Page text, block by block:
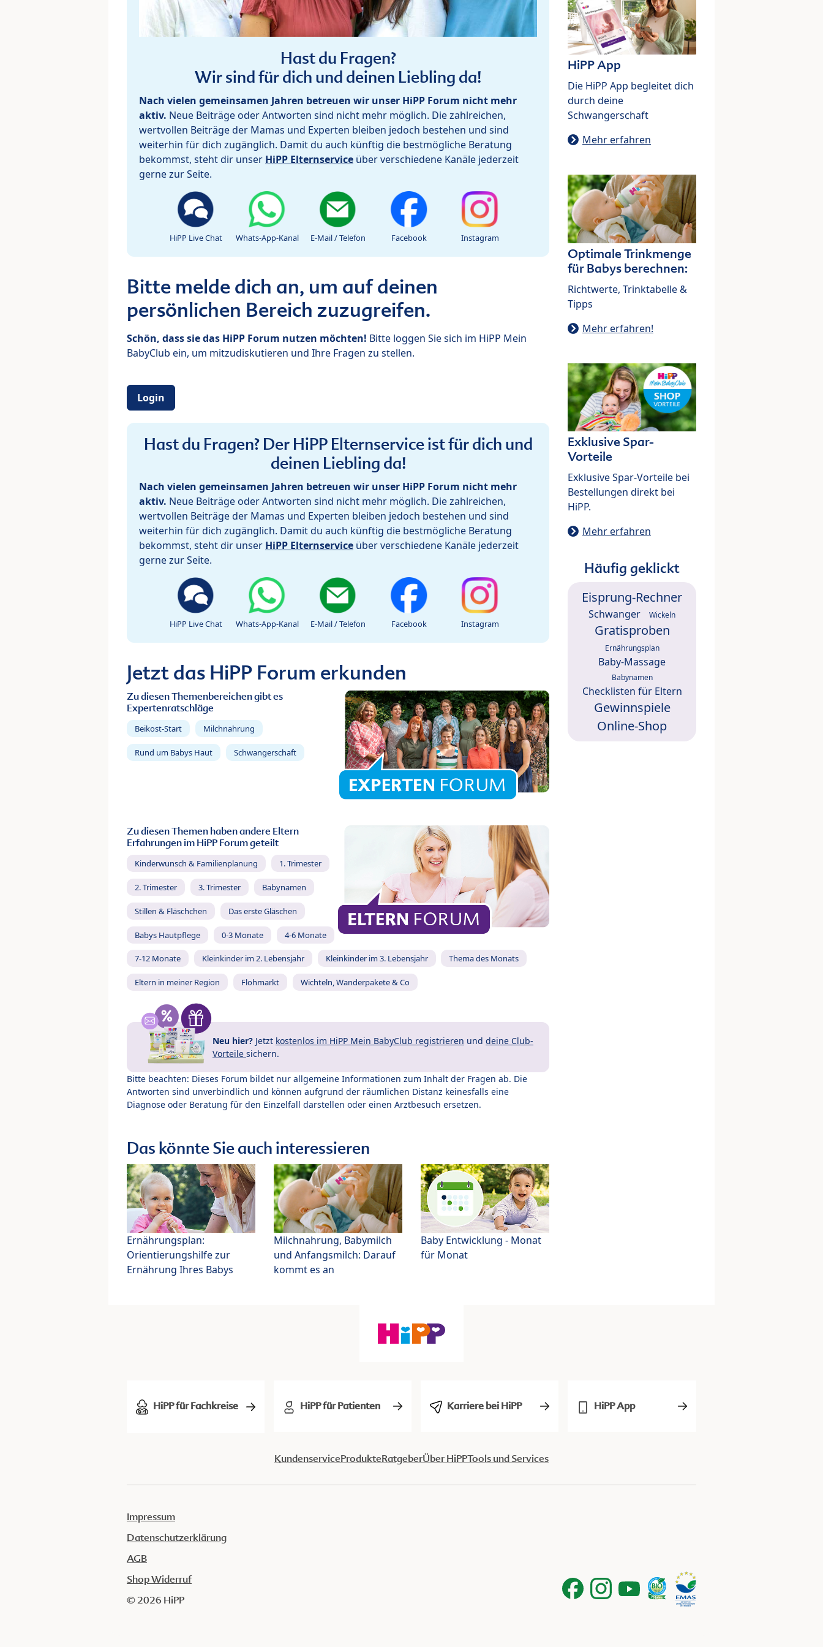
Hast du Fragen?
Wir sind für dich und deinen Liebling da!
Nach vielen gemeinsamen Jahren betreuen wir unser HiPP Forum nicht mehr
aktiv. Neue Beiträge oder Antworten sind nicht mehr möglich. Die zahlreichen,
wertvollen Beiträge der Mamas und Experten bleiben jedoch bestehen und sind
weiterhin für dich zugänglich. Damit du auch künftig die bestmögliche Beratung
bekommst, steht dir unser HiPP Elternservice über verschiedene Kanäle jederzeit
gerne zur Seite.
HiPP Live Chat Whats-App-Kanal E-Mail / Telefon Facebook Instagram
Bitte melde dich an, um auf deinen
persönlichen Bereich zuzugreifen.
Schön, dass sie das HiPP Forum nutzen möchten! Bitte loggen Sie sich im HiPP Mein
BabyClub ein, um mitzudiskutieren und Ihre Fragen zu stellen.
Login
Hast du Fragen? Der HiPP Elternservice ist für dich und
deinen Liebling da!
Nach vielen gemeinsamen Jahren betreuen wir unser HiPP Forum nicht mehr
aktiv. Neue Beiträge oder Antworten sind nicht mehr möglich. Die zahlreichen,
wertvollen Beiträge der Mamas und Experten bleiben jedoch bestehen und sind
weiterhin für dich zugänglich. Damit du auch künftig die bestmögliche Beratung
bekommst, steht dir unser HiPP Elternservice über verschiedene Kanäle jederzeit
gerne zur Seite.
HiPP Live Chat Whats-App-Kanal E-Mail / Telefon Facebook Instagram
Jetzt das HiPP Forum erkunden
Zu diesen Themenbereichen gibt es
Expertenratschläge
Beikost-Start Milchnahrung
Rund um Babys Haut Schwangerschaft
Zu diesen Themen haben andere Eltern
Erfahrungen im HiPP Forum geteilt
Kinderwunsch & Familienplanung 1. Trimester
2. Trimester 3. Trimester Babynamen
Stillen & Fläschchen Das erste Gläschen
Babys Hautpflege 0-3 Monate 4-6 Monate
7-12 Monate Kleinkinder im 2. Lebensjahr Kleinkinder im 3. Lebensjahr Thema des Monats
Eltern in meiner Region Flohmarkt Wichteln, Wanderpakete & Co
Neu hier? Jetzt kostenlos im HiPP Mein BabyClub registrieren und deine Club-
Vorteile sichern.
Bitte beachten: Dieses Forum bildet nur allgemeine Informationen zum Inhalt der Fragen ab. Die
Antworten sind unverbindlich und können aufgrund der räumlichen Distanz keinesfalls eine
Diagnose oder Beratung für den Einzelfall darstellen oder einen Arztbesuch ersetzen.
Das könnte Sie auch interessieren
Ernährungsplan:
Orientierungshilfe zur
Ernährung Ihres Babys
Milchnahrung, Babymilch
und Anfangsmilch: Darauf
kommt es an
Baby Entwicklung - Monat
für Monat
HiPP App
Die HiPP App begleitet dich
durch deine
Schwangerschaft
Mehr erfahren
Optimale Trinkmenge
für Babys berechnen:
Richtwerte, Trinktabelle &
Tipps
Mehr erfahren!
Exklusive Spar-
Vorteile
Exklusive Spar-Vorteile bei
Bestellungen direkt bei
HiPP.
Mehr erfahren
Häufig geklickt
Eisprung-Rechner
Schwanger Wickeln
Gratisproben
Ernährungsplan
Baby-Massage
Babynamen
Checklisten für Eltern
Gewinnspiele
Online-Shop
HiPP für Fachkreise HiPP für Patienten Karriere bei HiPP HiPP App
KundenserviceProdukteRatgeberÜber HiPPTools und Services
Impressum
Datenschutzerklärung
AGB
Shop Widerruf
© 2026 HiPP